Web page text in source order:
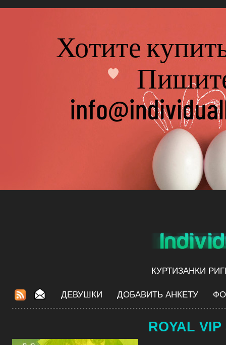
КУРТИЗАНКИ
ДЕВУШКИ ДОБАВИТЬ АНКЕТУ
ROYAL